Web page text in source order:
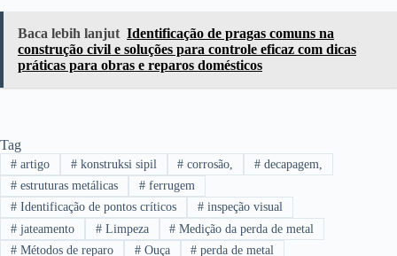
Baca lebih lanjut Identificação de pragas comuns na
construção civil e soluções para controle eficaz com dicas
práticas para obras e reparos domésticos
Tag
#artigo #konstruksi sipil # corrosão, # decapagem,
#estruturas metálicas #ferrugem
#Identificação de pontos críticos #inspeção visual
#jateamento #Limpeza # Medição da perda de metal
#Métodos de reparo #Ouça # perda de metal